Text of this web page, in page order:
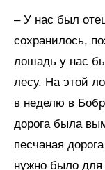
– У нас был
сохранилось,
лошадь у нас
лесу. На этой
в неделю в
дорога была
песчаная
нужно было